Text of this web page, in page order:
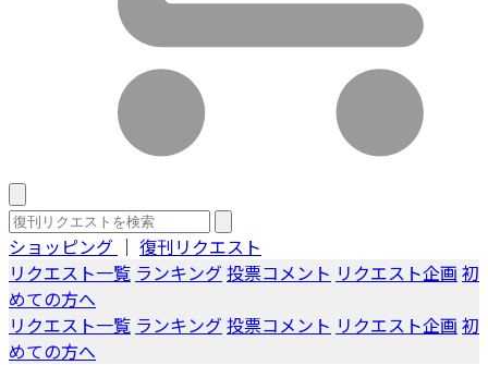
ショッピング ｜ 復刊リクエスト
リクエスト一覧 ランキング投票コメント リクエスト企画 初
めての方へ
リクエスト一覧 ランキング投票コメント リクエスト企画 初
めての方へ